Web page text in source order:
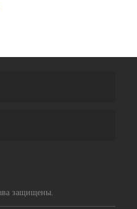
защищены.